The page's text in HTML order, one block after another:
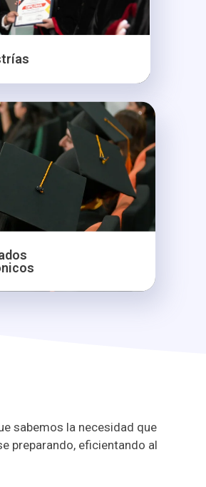
sabemos la necesidad que
preparando, eficientando al